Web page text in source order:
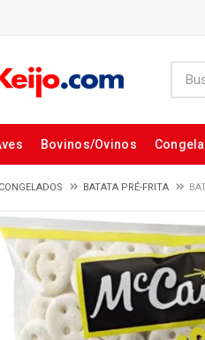
Bovinos/Ovinos
CONGELADOS BATATA PRÉ-FRITA